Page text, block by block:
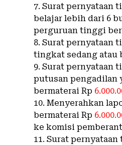
7. Surat pernyataan
belajar lebih dari 6
perguruan tinggi
8. Surat pernyataan
tingkat sedang atau
9. Surat pernyataan
putusan pengadilan
bermaterai Rp
10. Menyerahkan
bermaterai Rp
ke komisi
11. Surat